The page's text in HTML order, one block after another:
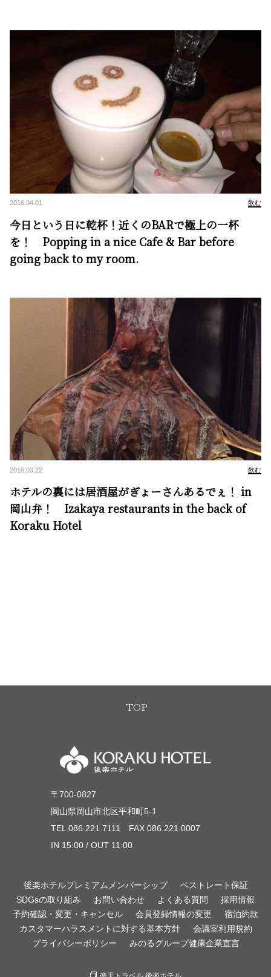
2016.04.01 飲む
今日という日に乾杯！近くのBARで極上の一杯
を！ Popping in a nice Cafe & Bar before
going back to my room.
2016.03.22 飲む
ホテルの裏には居酒屋がぎょーさんあるでぇ！ in
岡山弁！ Izakaya restaurants in the back of
Koraku Hotel
TOP
〒700-0827
岡山県岡山市北区平和町5-1
TEL 086.221.7111
FAX 086.221.0007
IN 15:00 / OUT 11:00
後楽ホテルプレミアムメンバーシップ
ベストレート保証
SDGsの取り組み
お問い合わせ よくある質問
採用情報
予約確認・変更・キャンセル
会員登録情報の変更
宿泊約款
カスタマーハラスメントに対する基本方針
会議室利用規約
プライバシーポリシー
みのるグループ健康企業宣言